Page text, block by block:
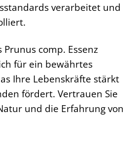
verarbeitet und
comp. Essenz
für ein bewährtes
Ihre Lebenskräfte stärkt
fördert. Vertrauen Sie
und die Erfahrung von